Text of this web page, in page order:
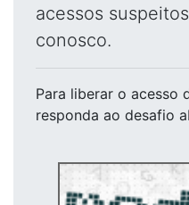
acessos
conosco.
Para liberar o acesso
responda ao desafio